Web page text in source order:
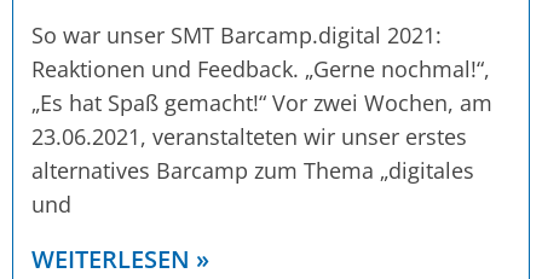
So war unser SMT Barcamp.digital 2021:
Reaktionen und Feedback. „Gerne nochmal!“,
„Es hat Spaß gemacht!“ Vor zwei Wochen, am
23.06.2021, veranstalteten wir unser erstes
alternatives Barcamp zum Thema „digitales
und
WEITERLESEN »